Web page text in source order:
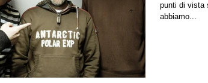
punti di vista
abbiamo...